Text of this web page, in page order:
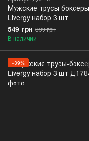
Мужские трусы-боксеры
Livergy набор 3 шт
549 грн 899 грн
В наличии
−39%